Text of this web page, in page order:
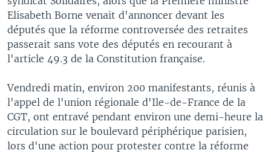
Elisabeth Borne venait d'annoncer devant les
députés que la réforme controversée des retraites
passerait sans vote des députés en recourant à
l'article 49.3 de la Constitution française.
Vendredi matin, environ 200 manifestants, réunis à
l'appel de l'union régionale d'Ile-de-France de la
CGT, ont entravé pendant environ une demi-heure la
circulation sur le boulevard périphérique parisien,
lors d'une action pour protester contre la réforme